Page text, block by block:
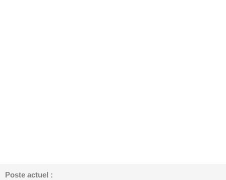
Poste actuel :